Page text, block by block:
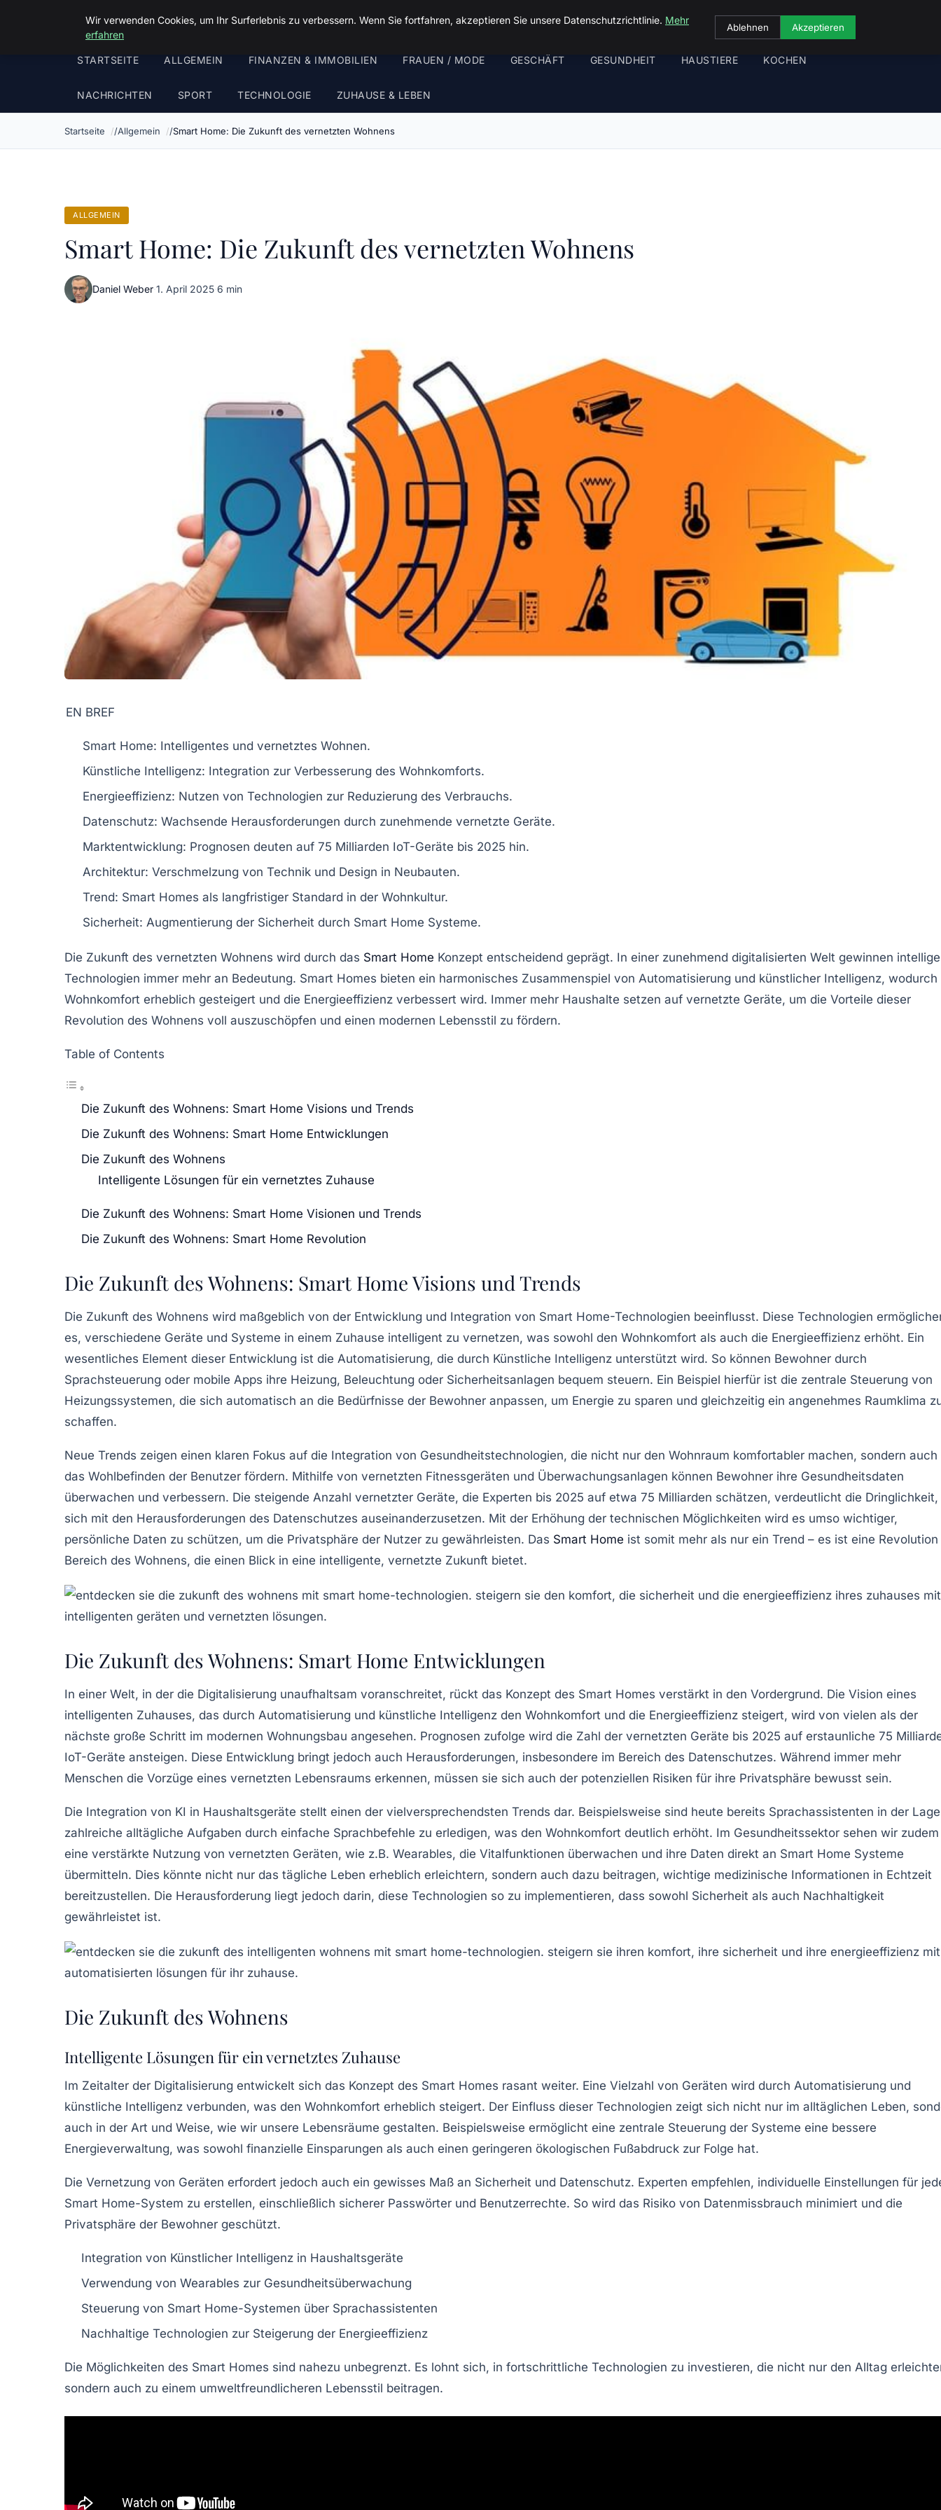
Malzminden
STARTSEITE ALLGEMEIN FINANZEN & IMMOBILIEN FRAUEN / MODE GESCHÄFT GESUNDHEIT HAUSTIERE KOCHEN
NACHRICHTEN SPORT TECHNOLOGIE ZUHAUSE & LEBEN
Startseite Allgemein Smart Home: Die Zukunft des vernetzten Wohnens
ALLGEMEIN
Smart Home: Die Zukunft des vernetzten Wohnens
Daniel Weber·1. April 2025·6 min
EN BREF
Smart Home: Intelligentes und vernetztes Wohnen.
Künstliche Intelligenz: Integration zur Verbesserung des Wohnkomforts.
Energieeffizienz: Nutzen von Technologien zur Reduzierung des Verbrauchs.
Datenschutz: Wachsende Herausforderungen durch zunehmende vernetzte Geräte.
Marktentwicklung: Prognosen deuten auf 75 Milliarden IoT-Geräte bis 2025 hin.
Architektur: Verschmelzung von Technik und Design in Neubauten.
Trend: Smart Homes als langfristiger Standard in der Wohnkultur.
Sicherheit: Augmentierung der Sicherheit durch Smart Home Systeme.
Die Zukunft des vernetzten Wohnens wird durch das Smart Home Konzept entscheidend geprägt. In einer zunehmend digitalisierten Welt gewinnen
Technologien immer mehr an Bedeutung. Smart Homes bieten ein harmonisches Zusammenspiel von Automatisierung und künstlicher Intelligenz, wodurch
Wohnkomfort erheblich gesteigert und die Energieeffizienz verbessert wird. Immer mehr Haushalte setzen auf vernetzte Geräte, um die Vorteile dieser
Revolution des Wohnens voll auszuschöpfen und einen modernen Lebensstil zu fördern.
Table of Contents
Die Zukunft des Wohnens: Smart Home Visions und Trends
Die Zukunft des Wohnens: Smart Home Entwicklungen
Die Zukunft des Wohnens
Intelligente Lösungen für ein vernetztes Zuhause
Die Zukunft des Wohnens: Smart Home Visionen und Trends
Die Zukunft des Wohnens: Smart Home Revolution
Die Zukunft des Wohnens: Smart Home Visions und Trends
Die Zukunft des Wohnens wird maßgeblich von der Entwicklung und Integration von Smart Home-Technologien beeinflusst. Diese Technologien
es, verschiedene Geräte und Systeme in einem Zuhause intelligent zu vernetzen, was sowohl den Wohnkomfort als auch die Energieeffizienz erhöht. Ein
wesentliches Element dieser Entwicklung ist die Automatisierung, die durch Künstliche Intelligenz unterstützt wird. So können Bewohner durch
Sprachsteuerung oder mobile Apps ihre Heizung, Beleuchtung oder Sicherheitsanlagen bequem steuern. Ein Beispiel hierfür ist die zentrale Steuerung von
Heizungssystemen, die sich automatisch an die Bedürfnisse der Bewohner anpassen, um Energie zu sparen und gleichzeitig ein angenehmes Raumklima
schaffen.
Neue Trends zeigen einen klaren Fokus auf die Integration von Gesundheitstechnologien, die nicht nur den Wohnraum komfortabler machen, sondern auch
das Wohlbefinden der Benutzer fördern. Mithilfe von vernetzten Fitnessgeräten und Überwachungsanlagen können Bewohner ihre Gesundheitsdaten
überwachen und verbessern. Die steigende Anzahl vernetzter Geräte, die Experten bis 2025 auf etwa 75 Milliarden schätzen, verdeutlicht die Dringlichkeit,
sich mit den Herausforderungen des Datenschutzes auseinanderzusetzen. Mit der Erhöhung der technischen Möglichkeiten wird es umso wichtiger,
persönliche Daten zu schützen, um die Privatsphäre der Nutzer zu gewährleisten. Das Smart Home ist somit mehr als nur ein Trend – es ist eine Revolution
Bereich des Wohnens, die einen Blick in eine intelligente, vernetzte Zukunft bietet.
Die Zukunft des Wohnens: Smart Home Entwicklungen
In einer Welt, in der die Digitalisierung unaufhaltsam voranschreitet, rückt das Konzept des Smart Homes verstärkt in den Vordergrund. Die Vision eines
intelligenten Zuhauses, das durch Automatisierung und künstliche Intelligenz den Wohnkomfort und die Energieeffizienz steigert, wird von vielen als der
nächste große Schritt im modernen Wohnungsbau angesehen. Prognosen zufolge wird die Zahl der vernetzten Geräte bis 2025 auf erstaunliche 75
IoT-Geräte ansteigen. Diese Entwicklung bringt jedoch auch Herausforderungen, insbesondere im Bereich des Datenschutzes. Während immer mehr
Menschen die Vorzüge eines vernetzten Lebensraums erkennen, müssen sie sich auch der potenziellen Risiken für ihre Privatsphäre bewusst sein.
Die Integration von KI in Haushaltsgeräte stellt einen der vielversprechendsten Trends dar. Beispielsweise sind heute bereits Sprachassistenten in der
zahlreiche alltägliche Aufgaben durch einfache Sprachbefehle zu erledigen, was den Wohnkomfort deutlich erhöht. Im Gesundheitssektor sehen wir zudem
eine verstärkte Nutzung von vernetzten Geräten, wie z.B. Wearables, die Vitalfunktionen überwachen und ihre Daten direkt an Smart Home Systeme
übermitteln. Dies könnte nicht nur das tägliche Leben erheblich erleichtern, sondern auch dazu beitragen, wichtige medizinische Informationen in Echtzeit
bereitzustellen. Die Herausforderung liegt jedoch darin, diese Technologien so zu implementieren, dass sowohl Sicherheit als auch Nachhaltigkeit
gewährleistet ist.
Die Zukunft des Wohnens
Intelligente Lösungen für ein vernetztes Zuhause
Im Zeitalter der Digitalisierung entwickelt sich das Konzept des Smart Homes rasant weiter. Eine Vielzahl von Geräten wird durch Automatisierung und
künstliche Intelligenz verbunden, was den Wohnkomfort erheblich steigert. Der Einfluss dieser Technologien zeigt sich nicht nur im alltäglichen Leben,
auch in der Art und Weise, wie wir unsere Lebensräume gestalten. Beispielsweise ermöglicht eine zentrale Steuerung der Systeme eine bessere
Energieverwaltung, was sowohl finanzielle Einsparungen als auch einen geringeren ökologischen Fußabdruck zur Folge hat.
Die Vernetzung von Geräten erfordert jedoch auch ein gewisses Maß an Sicherheit und Datenschutz. Experten empfehlen, individuelle Einstellungen für
Smart Home-System zu erstellen, einschließlich sicherer Passwörter und Benutzerrechte. So wird das Risiko von Datenmissbrauch minimiert und die
Privatsphäre der Bewohner geschützt.
Integration von Künstlicher Intelligenz in Haushaltsgeräte
Verwendung von Wearables zur Gesundheitsüberwachung
Steuerung von Smart Home-Systemen über Sprachassistenten
Nachhaltige Technologien zur Steigerung der Energieeffizienz
Die Möglichkeiten des Smart Homes sind nahezu unbegrenzt. Es lohnt sich, in fortschrittliche Technologien zu investieren, die nicht nur den Alltag
sondern auch zu einem umweltfreundlicheren Lebensstil beitragen.
Wir verwenden Cookies, um Ihr Surferlebnis zu verbessern. Wenn Sie fortfahren, akzeptieren Sie unsere Datenschutzrichtlinie. Mehr
erfahren
Ablehnen Akzeptieren